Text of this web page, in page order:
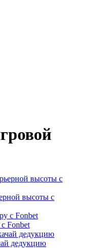
высоты с
Fonbet
дедукцию